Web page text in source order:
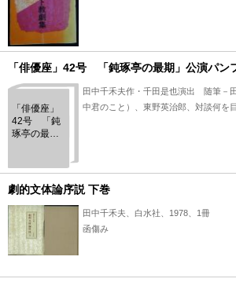
「俳優座」42号 「鈍琢亭の最期」公演パン
「俳優座」
42号 「鈍
琢亭の最
田中千禾夫作・千田是也演出 随筆－
中君のこと）、東野英治郎、対談何を
劇的文体論序説 下巻
田中千禾夫、白水社、1978、1冊
函傷み